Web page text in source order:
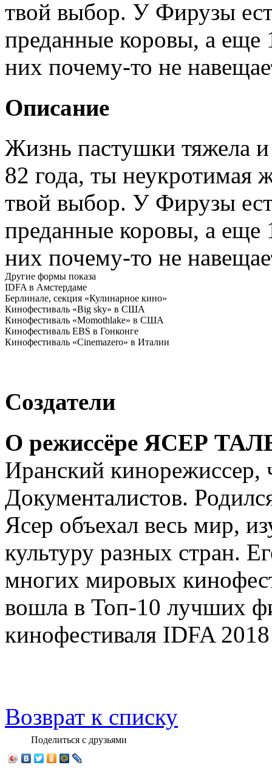
твой выбор. У Фирузы
преданные коровы, а еще
них почему-то не
Описание
Жизнь пастушки тяжела
82 года, ты
твой выбор. У Фирузы
преданные коровы, а еще
них почему-то не
Другие формы показа
IDFA в Амстердаме
Берлинале, секция «Кулинарное кино»
Кинофестиваль «Big sky» в США
Кинофестиваль «Momothlake» в США
Кинофестиваль EBS в Гонконге
Кинофестиваль «Cinemazero» в Италии
Создатели
О режиссёре ЯСЕР
Иранский кинорежиссер,
Документалистов.
Ясер объехал весь мир,
культуру разных стран.
многих мировых
вошла в Топ-10 лучших
кинофестиваля IDFA
Возврат к списку
Поделиться с друзьями